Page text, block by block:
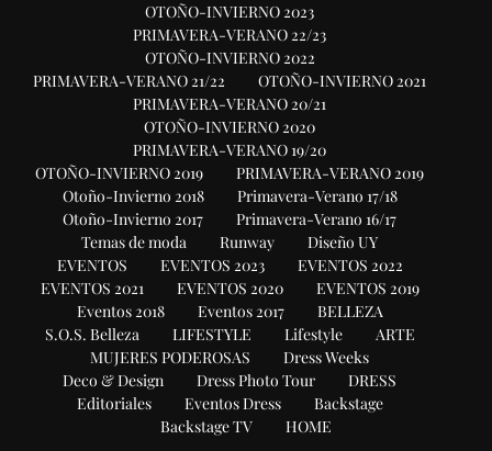
OTOÑO-INVIERNO 2023
PRIMAVERA-VERANO 22/23
OTOÑO-INVIERNO 2022
PRIMAVERA-VERANO 21/22
OTOÑO-INVIERNO 2021
PRIMAVERA-VERANO 20/21
OTOÑO-INVIERNO 2020
PRIMAVERA-VERANO 19/20
OTOÑO-INVIERNO 2019
PRIMAVERA-VERANO 2019
Otoño-Invierno 2018
Primavera-Verano 17/18
Otoño-Invierno 2017
Primavera-Verano 16/17
Temas de moda
Runway
Diseño UY
EVENTOS
EVENTOS 2023
EVENTOS 2022
EVENTOS 2021
EVENTOS 2020
EVENTOS 2019
Eventos 2018
Eventos 2017
BELLEZA
S.O.S. Belleza
LIFESTYLE Lifestyle
ARTE
MUJERES PODEROSAS
Dress Weeks
Deco & Design
Dress Photo Tour
DRESS
Editoriales
Eventos Dress
Backstage
Backstage TV
HOME